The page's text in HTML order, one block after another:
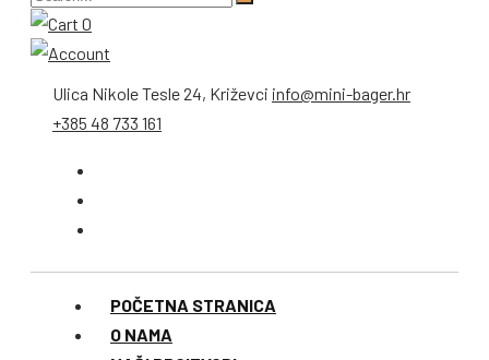
0
Ulica Nikole Tesle 24, Križevci info@mini-bager.hr
+385 48 733 161
POČETNA STRANICA
O NAMA